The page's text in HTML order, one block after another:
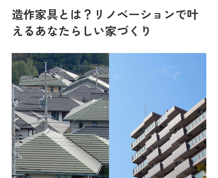
造作家具とは？リノベーションで叶
えるあなたらしい家づくり